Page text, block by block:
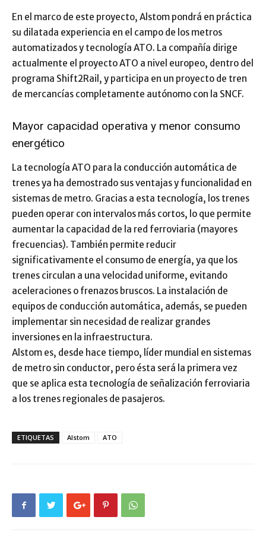
En el marco de este proyecto, Alstom pondrá en práctica
su dilatada experiencia en el campo de los metros
automatizados y tecnología ATO. La compañía dirige
actualmente el proyecto ATO a nivel europeo, dentro del
programa Shift2Rail, y participa en un proyecto de tren
de mercancías completamente autónomo con la SNCF.
Mayor capacidad operativa y menor consumo
energético
La tecnología ATO para la conducción automática de
trenes ya ha demostrado sus ventajas y funcionalidad en
sistemas de metro. Gracias a esta tecnología, los trenes
pueden operar con intervalos más cortos, lo que permite
aumentar la capacidad de la red ferroviaria (mayores
frecuencias). También permite reducir
significativamente el consumo de energía, ya que los
trenes circulan a una velocidad uniforme, evitando
aceleraciones o frenazos bruscos. La instalación de
equipos de conducción automática, además, se pueden
implementar sin necesidad de realizar grandes
inversiones en la infraestructura.
Alstom es, desde hace tiempo, líder mundial en sistemas
de metro sin conductor, pero ésta será la primera vez
que se aplica esta tecnología de señalización ferroviaria
a los trenes regionales de pasajeros.
ETIQUETAS Alstom ATO